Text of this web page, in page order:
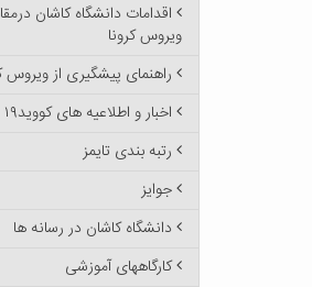
اقدامات دانشگاه کاشان
ویروس کرونا
راهنمای پیشگیری از ویروس
اخبار و اطلاعیه های کووید۱۹
رتبه بندی تایمز
جوایز
دانشگاه کاشان در رسانه ها
کارگاههای آموزشی